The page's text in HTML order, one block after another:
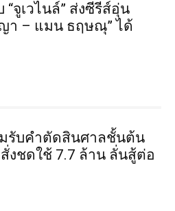
“จูเวไนล์” ส่งซีรีส์อุ่น
า – แมน ธฤษณุ” ได้
รับคำตัดสินศาลชั้นต้น
งชดใช้ 7.7 ล้าน ลั่นสู้ต่อ